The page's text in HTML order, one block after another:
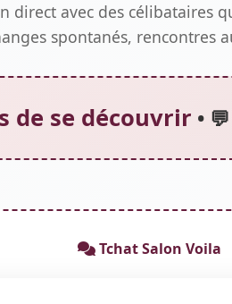
direct avec des célibataires
spontanés, rencontres
de se découvrir • 💬
Tchat Salon Voila